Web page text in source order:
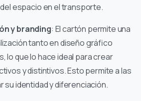
espacio en el transporte.
y branding: El cartón permite una
tanto en diseño gráfico
lo que lo hace ideal para crear
y distintivos. Esto permite a las
su identidad y diferenciación.